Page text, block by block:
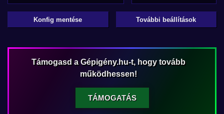
Konfig mentése További beállítások
Támogasd a Gépigény.hu-t, hogy tovább
működhessen!
TÁMOGATÁS